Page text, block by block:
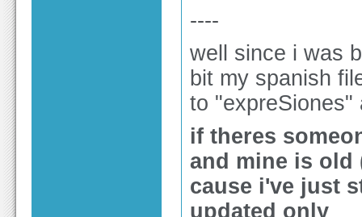
----
well since i was
bit my spanish
to
if theres
and mine is old
cause i've just
updated only